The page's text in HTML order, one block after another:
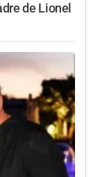
de Lionel